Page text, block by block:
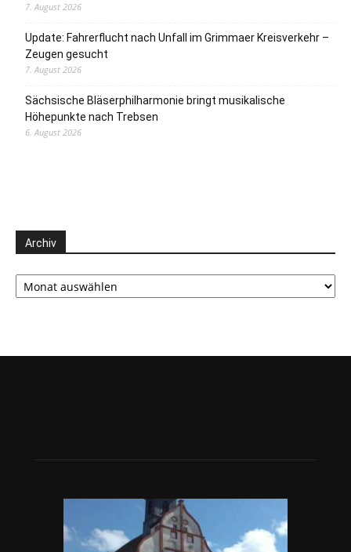
7. August 2026
Update: Fahrerflucht nach Unfall im Grimmaer Kreisverkehr –
Zeugen gesucht
7. August 2026
Sächsische Bläserphilharmonie bringt musikalische
Höhepunkte nach Trebsen
6. August 2026
Archiv
Archiv